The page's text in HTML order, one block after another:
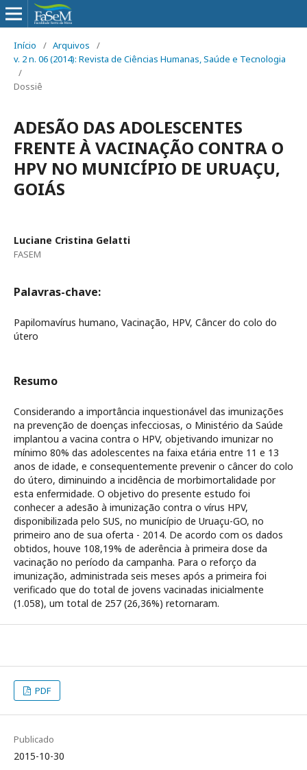
Início / Arquivos
/
v. 2 n. 06 (2014): Revista de Ciências Humanas, Saúde e Tecnologia
/
Dossiê
ADESÃO DAS ADOLESCENTES
FRENTE À VACINAÇÃO CONTRA O
HPV NO MUNICÍPIO DE URUAÇU,
GOIÁS
Luciane Cristina Gelatti
FASEM
Palavras-chave:
Papilomavírus humano, Vacinação, HPV, Câncer do colo do
útero
Resumo
Considerando a importância inquestionável das imunizações
na prevenção de doenças infecciosas, o Ministério da Saúde
implantou a vacina contra o HPV, objetivando imunizar no
mínimo 80% das adolescentes na faixa etária entre 11 e 13
anos de idade, e consequentemente prevenir o câncer do colo
do útero, diminuindo a incidência de morbimortalidade por
esta enfermidade. O objetivo do presente estudo foi
conhecer a adesão à imunização contra o vírus HPV,
disponibilizada pelo SUS, no município de Uruaçu-GO, no
primeiro ano de sua oferta - 2014. De acordo com os dados
obtidos, houve 108,19% de aderência à primeira dose da
vacinação no período da campanha. Para o reforço da
imunização, administrada seis meses após a primeira foi
verificado que do total de jovens vacinadas inicialmente
(1.058), um total de 257 (26,36%) retornaram.
PDF
Publicado
2015-10-30